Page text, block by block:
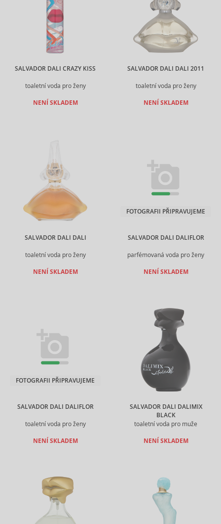
SALVADOR DALI CRAZY KISS
toaletní voda pro ženy
NENÍ SKLADEM
SALVADOR DALI DALI 2011
toaletní voda pro ženy
NENÍ SKLADEM
SALVADOR DALI DALI
toaletní voda pro ženy
NENÍ SKLADEM
SALVADOR DALI DALIFLOR
parfémovaná voda pro ženy
FOTOGRAFII PŘIPRAVUJEME
NENÍ SKLADEM
SALVADOR DALI DALIFLOR
toaletní voda pro ženy
FOTOGRAFII PŘIPRAVUJEME
NENÍ SKLADEM
SALVADOR DALI DALIMIX
BLACK
toaletní voda pro muže
NENÍ SKLADEM